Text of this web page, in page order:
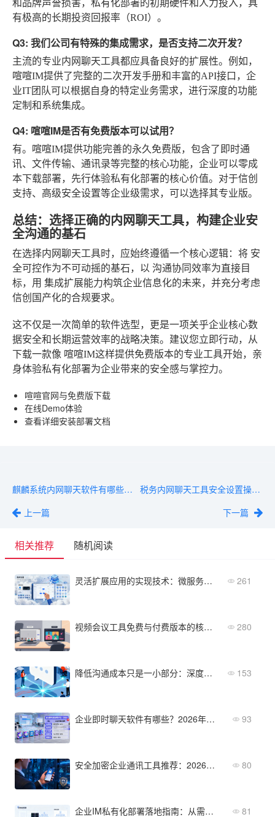
和品牌声誉损害，私有化部署的初期硬件和人力投入，具
有极高的长期投资回报率（ROI）。
Q3: 我们公司有特殊的集成需求，是否支持二次开发？
主流的专业内网聊天工具都应具备良好的扩展性。例如，
喧喧IM提供了完整的二次开发手册和丰富的API接口，企
业IT团队可以根据自身的特定业务需求，进行深度的功能
定制和系统集成。
Q4: 喧喧IM是否有免费版本可以试用？
有。喧喧IM提供功能完善的永久免费版，包含了即时通
讯、文件传输、通讯录等完整的核心功能，企业可以零成
本下载部署，先行体验私有化部署的核心价值。对于信创
支持、高级安全设置等企业级需求，可以选择其专业版。
总结：选择正确的内网聊天工具，构建企业安
全沟通的基石
在选择内网聊天工具时，应始终遵循一个核心逻辑：将 安
全可控作为不可动摇的基石，以 沟通协同效率为直接目
标，用 集成扩展能力构筑企业信息化的未来，并充分考虑
信创国产化的合规要求。
这不仅是一次简单的软件选型，更是一项关乎企业核心数
据安全和长期运营效率的战略决策。建议您立即行动，从
下载一款像 喧喧IM这样提供免费版本的专业工具开始，亲
身体验私有化部署为企业带来的安全感与掌控力。
喧喧官网与免费版下载
在线Demo体验
查看详细安装部署文档
麒麟系统内网聊天软件有哪些？2026年这5款值得推荐
上一篇
税务内网聊天工具安全设置操作指南：消息加密与权限配置
下一篇
相关推荐 随机阅读
灵活扩展应用的实现技术：微服务、低代码与无代码的融合 261
视频会议工具免费与付费版本的核心差异对比 280
降低沟通成本只是一小部分：深度拆解企业级IM软件的价值 153
企业即时聊天软件有哪些？2026年五款主流产品清单与选型建议 93
安全加密企业通讯工具推荐：2026年精选6款高安全方案 80
企业IM私有化部署落地指南：从需求分析到选型决策 81